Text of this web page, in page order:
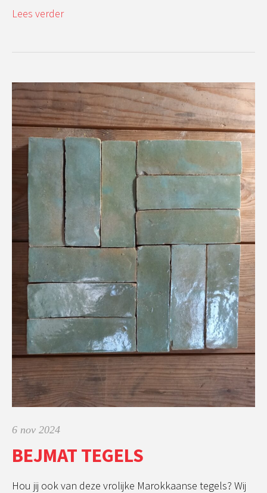
Lees verder
6 nov 2024
BEJMAT TEGELS
Hou jij ook van deze vrolijke Marokkaanse tegels? Wij